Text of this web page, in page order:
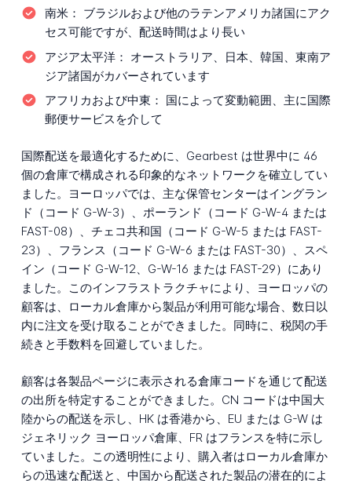
南米： ブラジルおよび他のラテンアメリカ諸国にアク
セス可能ですが、配送時間はより長い
アジア太平洋： オーストラリア、日本、韓国、東南ア
ジア諸国がカバーされています
アフリカおよび中東： 国によって変動範囲、主に国際
郵便サービスを介して
国際配送を最適化するために、Gearbest は世界中に 46
個の倉庫で構成される印象的なネットワークを確立してい
ました。ヨーロッパでは、主な保管センターはイングラン
ド（コード G-W-3）、ポーランド（コード G-W-4 または
FAST-08）、チェコ共和国（コード G-W-5 または FAST-
23）、フランス（コード G-W-6 または FAST-30）、スペ
イン（コード G-W-12、G-W-16 または FAST-29）にあり
ました。このインフラストラクチャにより、ヨーロッパの
顧客は、ローカル倉庫から製品が利用可能な場合、数日以
内に注文を受け取ることができました。同時に、税関の手
続きと手数料を回避していました。
顧客は各製品ページに表示される倉庫コードを通じて配送
の出所を特定することができました。CN コードは中国大
陸からの配送を示し、HK は香港から、EU または G-W は
ジェネリック ヨーロッパ倉庫、FR はフランスを特に示し
ていました。この透明性により、購入者はローカル倉庫か
らの迅速な配送と、中国から配送された製品の潜在的によ